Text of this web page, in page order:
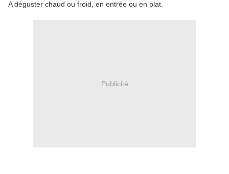
A déguster chaud ou froid, en entrée ou en plat.
Publicité